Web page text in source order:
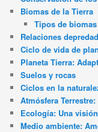
Biomas de la Tierra
Tipos de
Relaciones
Ciclo de vida de
Planeta Tierra:
Suelos y rocas
Ciclos en la
Atmósfera
Ecología: Una
Medio ambiente: